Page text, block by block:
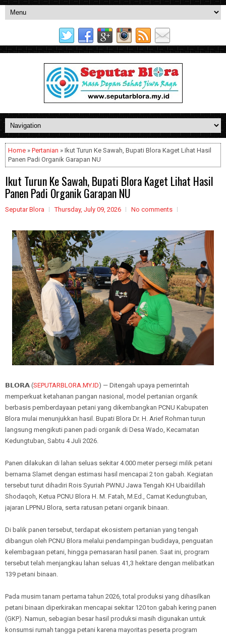
Home » Pertanian » Ikut Turun Ke Sawah, Bupati Blora Kaget Lihat Hasil
Panen Padi Organik Garapan NU
Ikut Turun Ke Sawah, Bupati Blora Kaget Lihat Hasil
Panen Padi Organik Garapan NU
Seputar Blora Thursday, July 09, 2026 No comments
𝗕𝗟𝗢𝗥𝗔 (SEPUTARBLORA.MY.ID) — Ditengah upaya pemerintah
memperkuat ketahanan pangan nasional, model pertanian organik
berbasis pemberdayaan petani yang dikembangkan PCNU Kabupaten
Blora mulai menunjukkan hasil. Bupati Blora Dr. H. Arief Rohman turun
langsung mengikuti panen padi organik di Desa Wado, Kecamatan
Kedungtuban, Sabtu 4 Juli 2026.
Panen dilakukan di lahan seluas sekitar 4.000 meter persegi milik petani
bernama Slamet dengan estimasi hasil mencapai 2 ton gabah. Kegiatan
tersebut turut dihadiri Rois Syuriah PWNU Jawa Tengah KH Ubaidillah
Shodaqoh, Ketua PCNU Blora H. M. Fatah, M.Ed., Camat Kedungtuban,
jajaran LPPNU Blora, serta ratusan petani organik binaan.
Di balik panen tersebut, terdapat ekosistem pertanian yang tengah
dibangun oleh PCNU Blora melalui pendampingan budidaya, penguatan
kelembagaan petani, hingga pemasaran hasil panen. Saat ini, program
tersebut telah menjangkau lahan seluas 41,3 hektare dengan melibatkan
139 petani binaan.
Pada musim tanam pertama tahun 2026, total produksi yang dihasilkan
petani binaan diperkirakan mencapai sekitar 120 ton gabah kering panen
(GKP). Namun, sebagian besar hasil produksi masih digunakan untuk
konsumsi rumah tangga petani karena mayoritas peserta program